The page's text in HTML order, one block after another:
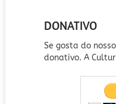
DONATIVO
Se gosta do
donativo. A